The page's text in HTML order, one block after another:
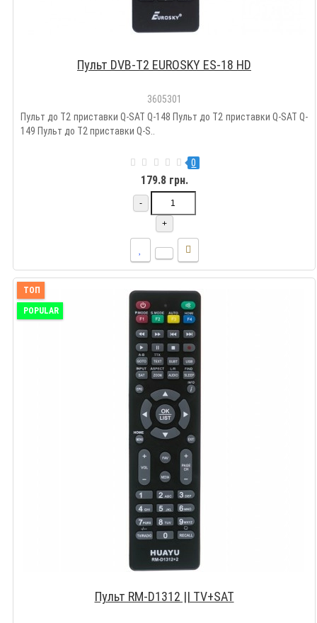
Пульт DVB-T2 EUROSKY ES-18 HD
3605301
Пульт до Т2 приставки Q-SAT Q-148 Пульт до Т2 приставки Q-SAT Q-
149 Пульт до Т2 приставки Q-S..
0
179.8 грн.
-
+
ТОП
POPULAR
Пульт RM-D1312 || TV+SAT